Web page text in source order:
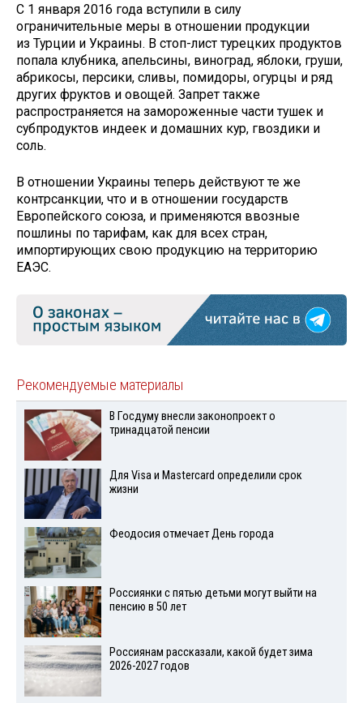
С 1 января 2016 года вступили в силу
ограничительные меры в отношении продукции
из Турции и Украины. В стоп-лист турецких продуктов
попала клубника, апельсины, виноград, яблоки, груши,
абрикосы, персики, сливы, помидоры, огурцы и ряд
других фруктов и овощей. Запрет также
распространяется на замороженные части тушек и
субпродуктов индеек и домашних кур, гвоздики и
соль.
В отношении Украины теперь действуют те же
контрсанкции, что и в отношении государств
Европейского союза, и применяются ввозные
пошлины по тарифам, как для всех стран,
импортирующих свою продукцию на территорию
ЕАЭС.
Рекомендуемые материалы
В Госдуму внесли законопроект о
тринадцатой пенсии
Для Visа и Mastercard определили срок
жизни
Феодосия отмечает День города
Россиянки с пятью детьми могут выйти на
пенсию в 50 лет
Россиянам рассказали, какой будет зима
2026-2027 годов